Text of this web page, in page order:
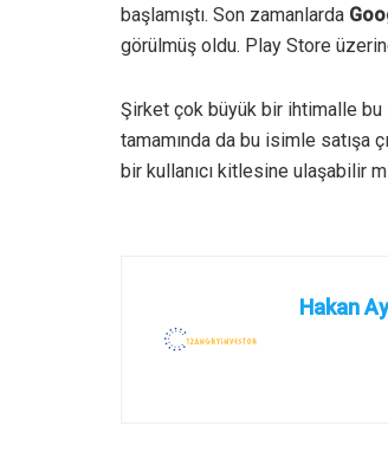
başlamıştı. Son zamanlarda
görülmüş oldu. Play Store
Şirket çok büyük bir ihtimalle bu
tamamında da bu isimle satışa
bir kullanıcı kitlesine ulaşabilir
Hakan